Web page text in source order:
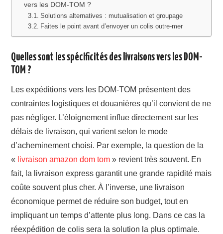
vers les DOM-TOM ?
Solutions alternatives : mutualisation et groupage
Faites le point avant d’envoyer un colis outre-mer
Quelles sont les spécificités des livraisons vers les DOM-
TOM ?
Les expéditions vers les DOM-TOM présentent des
contraintes logistiques et douanières qu’il convient de ne
pas négliger. L’éloignement influe directement sur les
délais de livraison, qui varient selon le mode
d’acheminement choisi. Par exemple, la question de la
« livraison amazon dom tom » revient très souvent. En
fait, la livraison express garantit une grande rapidité mais
coûte souvent plus cher. À l’inverse, une livraison
économique permet de réduire son budget, tout en
impliquant un temps d’attente plus long. Dans ce cas la
réexpédition de colis sera la solution la plus optimale.